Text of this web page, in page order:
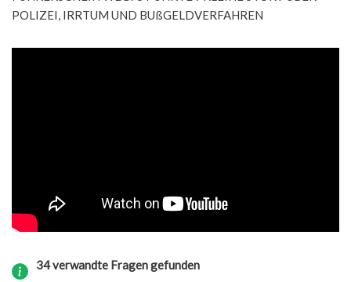
POLIZEI, IRRTUM UND BUßGELDVERFAHREN
34 verwandte Fragen gefunden